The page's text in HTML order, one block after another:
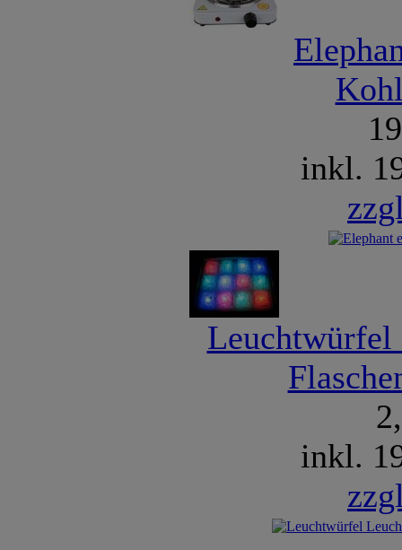
inkl.
Leuchtwürfel
inkl.